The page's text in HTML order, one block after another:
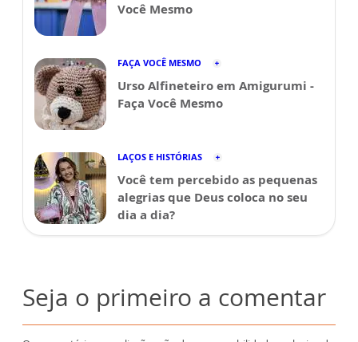
Você Mesmo
FAÇA VOCÊ MESMO
Urso Alfineteiro em Amigurumi -
Faça Você Mesmo
LAÇOS E HISTÓRIAS
Você tem percebido as pequenas
alegrias que Deus coloca no seu
dia a dia?
Seja o primeiro a comentar